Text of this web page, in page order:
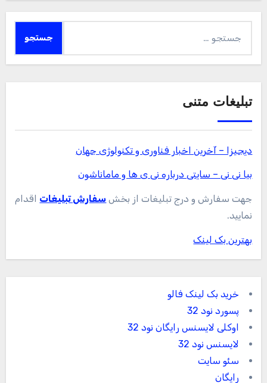
برای:
تبلیغات متنی
دیجیزا – آخرین اخبار فناوری و تکنولوژی جهان
بیا نی نی – سایتی درباره نی ی ها و ماماناشون
جهت سفارش و درج تبلیغات از بخش سفارش تبلیغات اقدام
نمایید.
بهترین بک لینک
خرید بک لینک فالو
پسورد نود 32
اوکلی لایسنس رایگان نود 32
لایسنس نود 32
سئو سایت
رایگان